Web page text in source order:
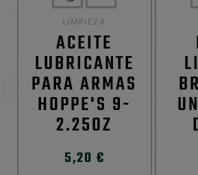
LIMPIEZA
ACEITE
LUBRICANTE
PARA ARMAS
HOPPE'S 9-
2.25OZ
5,20 €